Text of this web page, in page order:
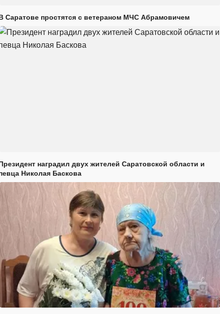
Саратове простятся с ветераном МЧС Абрамовичем
наградил двух жителей Саратовской области и
Николая Баскова